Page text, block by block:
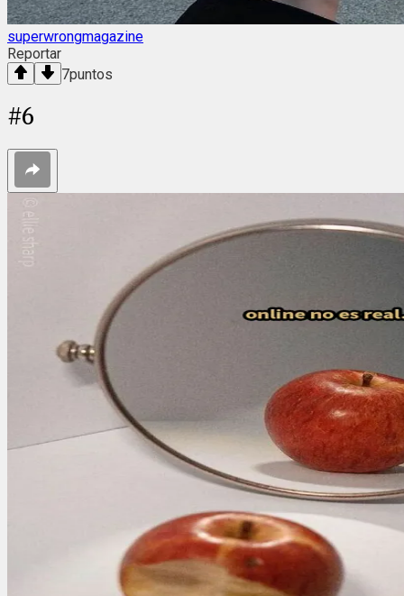
superwrongmagazine
Reportar
7puntos
#6